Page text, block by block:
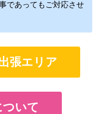
であってもご対応させ
張エリア
いて